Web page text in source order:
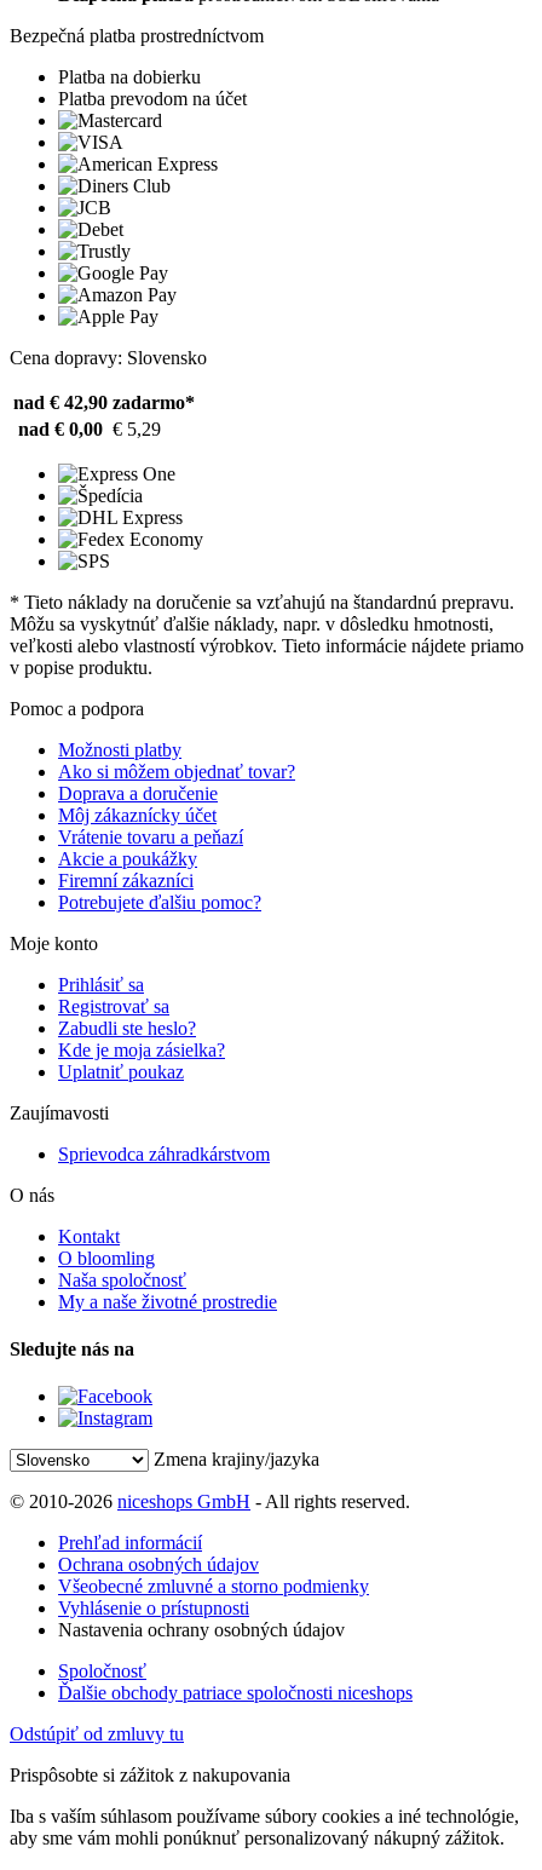
Bezpečná platba prostredníctvom
Platba na dobierku
Platba prevodom na účet
Cena dopravy: Slovensko
nad € 42,90 zadarmo*
nad € 0,00 € 5,29
* Tieto náklady na doručenie sa vzťahujú na štandardnú prepravu.
Môžu sa vyskytnúť ďalšie náklady, napr. v dôsledku hmotnosti,
veľkosti alebo vlastností výrobkov. Tieto informácie nájdete priamo
v popise produktu.
Pomoc a podpora
Možnosti platby
Ako si môžem objednať tovar?
Doprava a doručenie
Môj zákaznícky účet
Vrátenie tovaru a peňazí
Akcie a poukážky
Firemní zákazníci
Potrebujete ďalšiu pomoc?
Moje konto
Prihlásiť sa
Registrovať sa
Zabudli ste heslo?
Kde je moja zásielka?
Uplatniť poukaz
Zaujímavosti
Sprievodca záhradkárstvom
O nás
Kontakt
O bloomling
Naša spoločnosť
My a naše životné prostredie
Sledujte nás na
Zmena krajiny/jazyka
© 2010-2026 niceshops GmbH - All rights reserved.
Prehľad informácií
Ochrana osobných údajov
Všeobecné zmluvné a storno podmienky
Vyhlásenie o prístupnosti
Nastavenia ochrany osobných údajov
Spoločnosť
Ďalšie obchody patriace spoločnosti niceshops
Odstúpiť od zmluvy tu
Prispôsobte si zážitok z nakupovania
Iba s vaším súhlasom používame súbory cookies a iné technológie,
aby sme vám mohli ponúknuť personalizovaný nákupný zážitok.